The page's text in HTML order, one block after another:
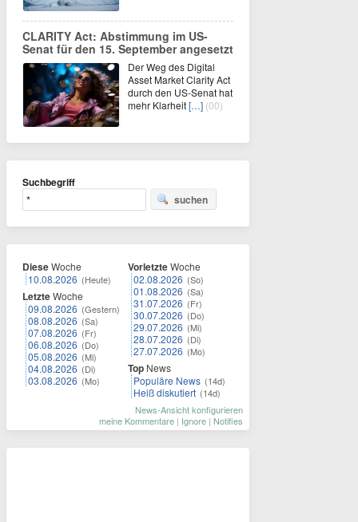
CLARITY Act: Abstimmung im US-
Senat für den 15. September angesetzt
Der Weg des Digital
Asset Market Clarity Act
durch den US-Senat hat
mehr Klarheit[…] (00)
Suchbegriff
suchen
DieseWoche
10.08.2026 (Heute)
LetzteWoche
09.08.2026 (Gestern)
08.08.2026 (Sa)
07.08.2026 (Fr)
06.08.2026 (Do)
05.08.2026 (Mi)
04.08.2026 (Di)
03.08.2026 (Mo)
VorletzteWoche
02.08.2026 (So)
01.08.2026 (Sa)
31.07.2026 (Fr)
30.07.2026 (Do)
29.07.2026 (Mi)
28.07.2026 (Di)
27.07.2026 (Mo)
Top News
Populäre News (14d)
Heiß diskutiert (14d)
News-Ansicht konfigurieren
meine Kommentare | Ignore | Notifies